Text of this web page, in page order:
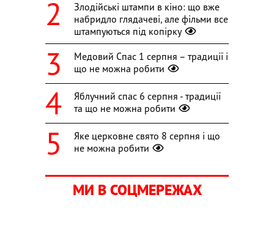
Злодійські штампи в кіно: що вже
набридло глядачеві, але фільми все
штампуються під копірку
Медовий Спас 1 серпня – традиції і
що не можна робити
Яблучний спас 6 серпня - традиції
та що не можна робити
Яке церковне свято 8 серпня і що
не можна робити
МИ В СОЦМЕРЕЖАХ